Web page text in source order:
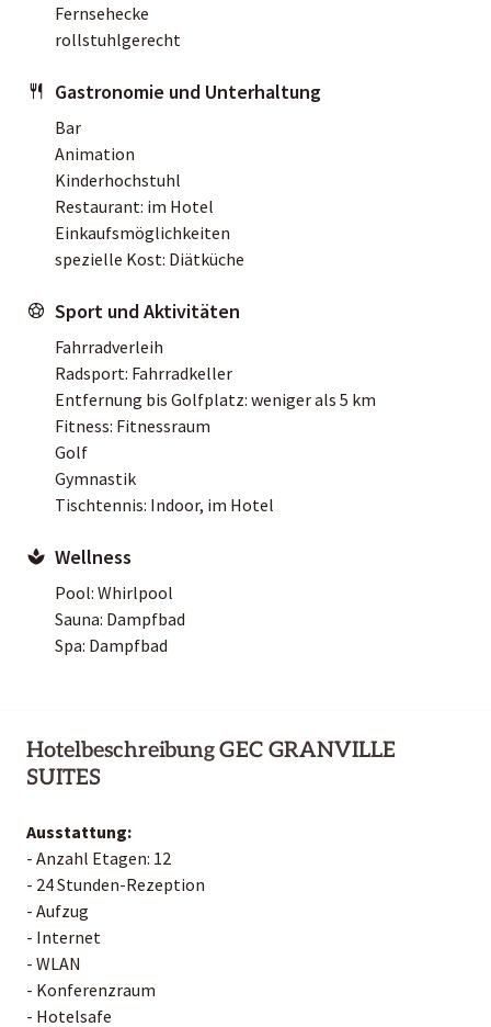
Fernsehecke
rollstuhlgerecht
Gastronomie und Unterhaltung
Bar
Animation
Kinderhochstuhl
Restaurant: im Hotel
Einkaufsmöglichkeiten
spezielle Kost: Diätküche
Sport und Aktivitäten
Fahrradverleih
Radsport: Fahrradkeller
Entfernung bis Golfplatz: weniger als 5 km
Fitness: Fitnessraum
Golf
Gymnastik
Tischtennis: Indoor, im Hotel
Wellness
Pool: Whirlpool
Sauna: Dampfbad
Spa: Dampfbad
Hotelbeschreibung GEC GRANVILLE
SUITES
Ausstattung:
- Anzahl Etagen: 12
- 24 Stunden-Rezeption
- Aufzug
- Internet
- WLAN
- Konferenzraum
- Hotelsafe